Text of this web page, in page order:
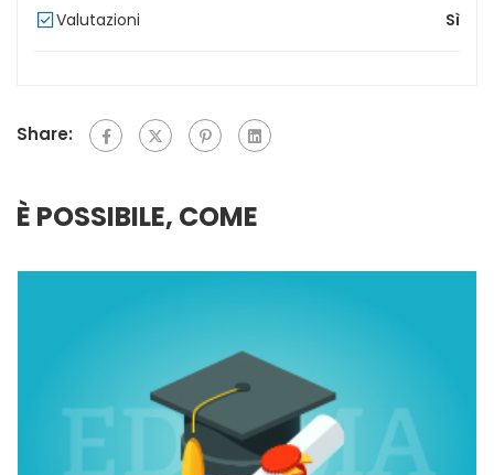
Valutazioni Sì
Share:
È POSSIBILE, COME